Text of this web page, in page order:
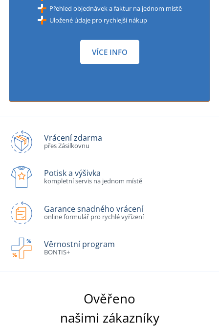
Přehled objednávek a faktur na jednom místě
Uložené údaje pro rychlejší nákup
VÍCE INFO
Vrácení zdarma
přes Zásilkovnu
Potisk a výšivka
kompletní servis na jednom místě
Garance snadného vrácení
online formulář pro rychlé vyřízení
Věrnostní program
BONTIS+
Ověřeno
našimi zákazníky